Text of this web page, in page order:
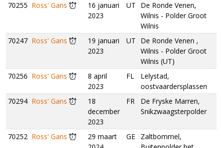
70255 Ross' Gans
16 januari
2023
UT
De Ronde Venen,
Wilnis - Polder Groot
Wilnis
70247 Ross' Gans
19 januari
2023
UT
De Ronde Venen ,
Wilnis - Polder Groot
Wilnis (UT)
70256 Ross' Gans
8 april
2023
FL
Lelystad,
oostvaardersplassen
70294 Ross' Gans
18
december
2023
FR
De Fryske Marren,
Snikzwaagsterpolder
70252 Ross' Gans
29 maart
GE
Zaltbommel,